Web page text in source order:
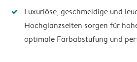
Luxuriöse, geschmeidige und
Hochglanzseiten sorgen für
optimale Farbabstufung und